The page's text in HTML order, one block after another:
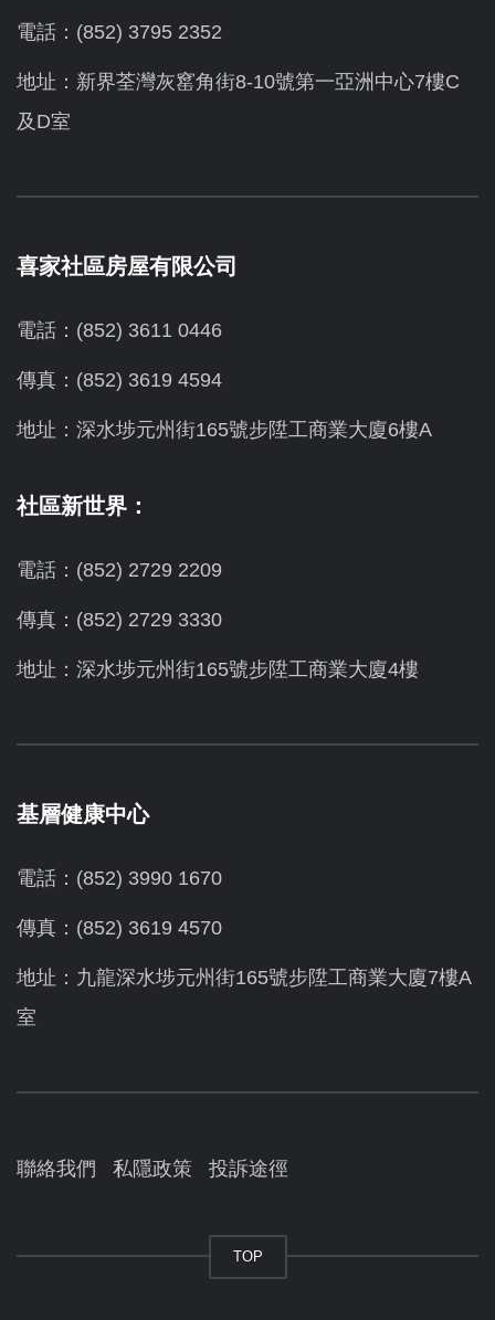
電話：(852) 3795 2352
地址：新界荃灣灰窰角街8-10號第一亞洲中心7樓C
及D室
喜家社區房屋有限公司
電話：(852) 3611 0446
傳真：(852) 3619 4594
地址： 深水埗元州街165號步陞工商業大廈6樓A
社區新世界：
電話：(852) 2729 2209
傳真：(852) 2729 3330
地址：深水埗元州街165號步陞工商業大廈4樓
基層健康中心
電話：(852) 3990 1670
傳真：(852) 3619 4570
地址：九龍深水埗元州街165號步陞工商業大廈7樓A
室
聯絡我們 私隱政策 投訴途徑
TOP